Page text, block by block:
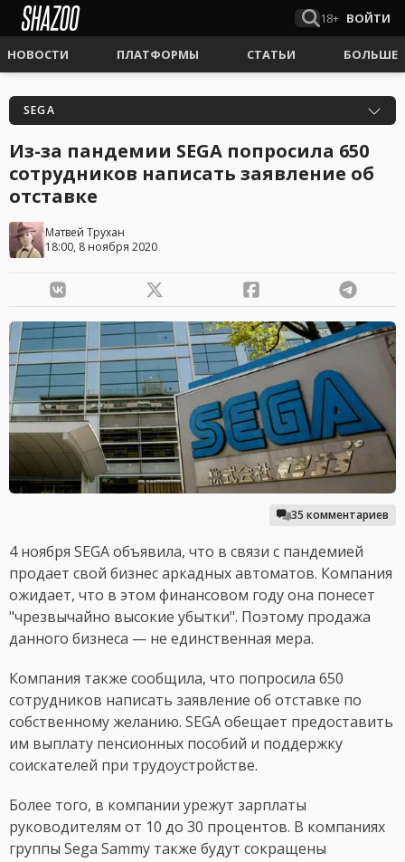
18+ ВОЙТИ
НОВОСТИ ПЛАТФОРМЫ СТАТЬИ БОЛЬШЕ
SEGA
Из-за пандемии SEGA попросила 650
сотрудников написать заявление об
отставке
Матвей Трухан
18:00, 8 ноября 2020
35 комментариев
4 ноября SEGA объявила, что в связи с пандемией
продает свой бизнес аркадных автоматов. Компания
ожидает, что в этом финансовом году она понесет
"чрезвычайно высокие убытки". Поэтому продажа
данного бизнеса — не единственная мера.
Компания также сообщила, что попросила 650
сотрудников написать заявление об отставке по
собственному желанию. SEGA обещает предоставить
им выплату пенсионных пособий и поддержку
соискателей при трудоустройстве.
Более того, в компании урежут зарплаты
руководителям от 10 до 30 процентов. В компаниях
группы Sega Sammy также будут сокращены